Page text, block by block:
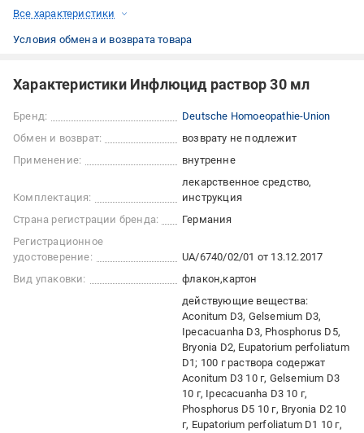
Все характеристики
Условия обмена и возврата товара
Характеристики Инфлюцид раствор 30 мл
Бренд:
Deutsche Homoeopathie-Union
Обмен и возврат:
возврату не подлежит
Применение:
внутренне
Комплектация:
лекарственное средство
инструкция
Страна регистрации бренда:
Германия
Регистрационное
удостоверение:
UA/6740/02/01 от 13.12.2017
Вид упаковки:
флакон картон
действующие вещества:
Aconitum D3, Gelsemium D3,
Ipecacuanha D3, Phosphorus D5,
Bryonia D2, Eupatorium perfoliatum
D1; 100 г раствора содержат
Aconitum D3 10 г, Gelsemium D3
10 г, Ipecacuanha D3 10 г,
Phosphorus D5 10 г, Bryonia D2 10
г, Eupatorium perfoliatum D1 10 г